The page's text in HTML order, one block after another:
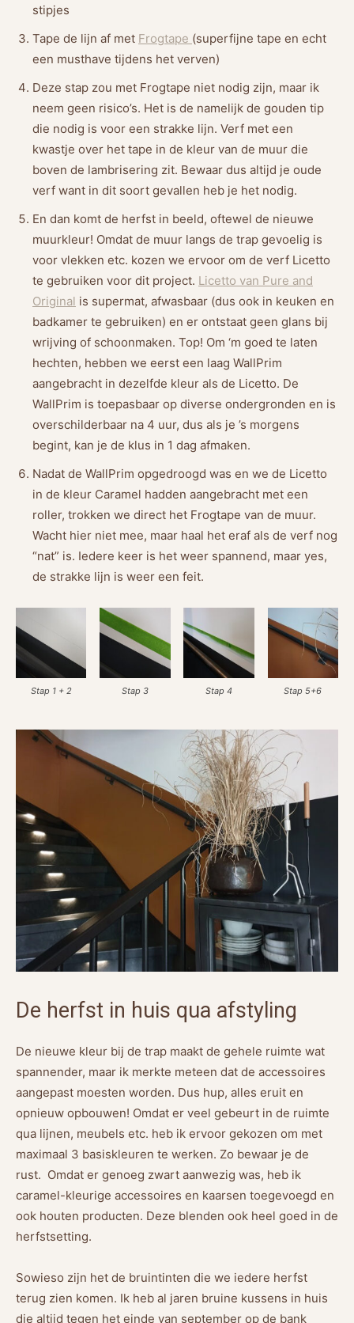
stipjes
Tape de lijn af met Frogtape (superfijne tape en echt
een musthave tijdens het verven)
Deze stap zou met Frogtape niet nodig zijn, maar ik
neem geen risico’s. Het is de namelijk de gouden tip
die nodig is voor een strakke lijn. Verf met een
kwastje over het tape in de kleur van de muur die
boven de lambrisering zit. Bewaar dus altijd je oude
verf want in dit soort gevallen heb je het nodig.
En dan komt de herfst in beeld, oftewel de nieuwe
muurkleur! Omdat de muur langs de trap gevoelig is
voor vlekken etc. kozen we ervoor om de verf Licetto
te gebruiken voor dit project. Licetto van Pure and
Original is supermat, afwasbaar (dus ook in keuken en
badkamer te gebruiken) en er ontstaat geen glans bij
wrijving of schoonmaken. Top! Om ‘m goed te laten
hechten, hebben we eerst een laag WallPrim
aangebracht in dezelfde kleur als de Licetto. De
WallPrim is toepasbaar op diverse ondergronden en is
overschilderbaar na 4 uur, dus als je ’s morgens
begint, kan je de klus in 1 dag afmaken.
Nadat de WallPrim opgedroogd was en we de Licetto
in de kleur Caramel hadden aangebracht met een
roller, trokken we direct het Frogtape van de muur.
Wacht hier niet mee, maar haal het eraf als de verf nog
“nat” is. Iedere keer is het weer spannend, maar yes,
de strakke lijn is weer een feit.
Stap 1 + 2 Stap 3 Stap 4 Stap 5+6
De herfst in huis qua afstyling
De nieuwe kleur bij de trap maakt de gehele ruimte wat
spannender, maar ik merkte meteen dat de accessoires
aangepast moesten worden. Dus hup, alles eruit en
opnieuw opbouwen! Omdat er veel gebeurt in de ruimte
qua lijnen, meubels etc. heb ik ervoor gekozen om met
maximaal 3 basiskleuren te werken. Zo bewaar je de
rust. Omdat er genoeg zwart aanwezig was, heb ik
caramel-kleurige accessoires en kaarsen toegevoegd en
ook houten producten. Deze blenden ook heel goed in de
herfstsetting.
Sowieso zijn het de bruintinten die we iedere herfst
terug zien komen. Ik heb al jaren bruine kussens in huis
die altijd tegen het einde van september op de bank